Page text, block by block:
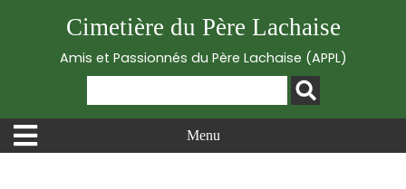
Cimetière du Père Lachaise
Amis et Passionnés du Père Lachaise (APPL)
Menu